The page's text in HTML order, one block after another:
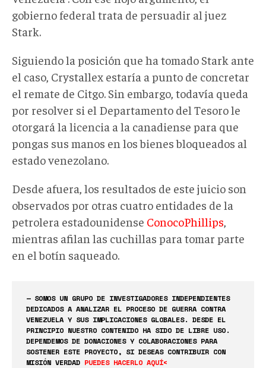
gobierno federal trata de persuadir al juez
Stark.
Siguiendo la posición que ha tomado Stark ante
el caso, Crystallex estaría a punto de concretar
el remate de Citgo. Sin embargo, todavía queda
por resolver si el Departamento del Tesoro le
otorgará la licencia a la canadiense para que
pongas sus manos en los bienes bloqueados al
estado venezolano.
Desde afuera, los resultados de este juicio son
observados por otras cuatro entidades de la
petrolera estadounidense ConocoPhillips
mientras afilan las cuchillas para tomar parte
en el botín saqueado.
— SOMOS UN GRUPO DE INVESTIGADORES INDEPENDIENTES
DEDICADOS A ANALIZAR EL PROCESO DE GUERRA CONTRA
VENEZUELA Y SUS IMPLICACIONES GLOBALES. DESDE EL
PRINCIPIO NUESTRO CONTENIDO HA SIDO DE LIBRE USO.
DEPENDEMOS DE DONACIONES Y COLABORACIONES PARA
SOSTENER ESTE PROYECTO, SI DESEAS CONTRIBUIR CON
MISIÓN VERDAD PUEDES HACERLO AQUÍ<